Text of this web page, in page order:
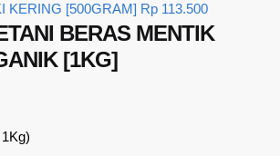
KERING [500GRAM] Rp 113.500
BERAS MENTIK
[1KG]